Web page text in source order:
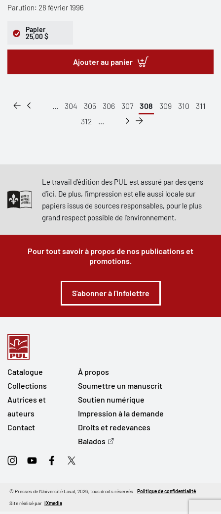
Parution: 28 février 1996
Papier
25,00 $
Ajouter au panier
... 304 305 306 307 308 309 310
311
312
...
Le travail d'édition des PUL est assuré par des gens
d'ici. De plus, l'impression est elle aussi locale sur
papiers issus de sources responsables, pour le plus
grand respect possible de l'environnement.
Pour tout savoir à propos de nos publications et
promotions.
S'abonner à l'infolettre
Catalogue
Collections
Autrices et
auteurs
Contact
À propos
Soumettre un manuscrit
Soutien numérique
Impression à la demande
Droits et redevances
Balados
InstagramYoutubeFacebookTwitter
Site réalisé par iXmedia
© Presses de l'Université Laval, 2026, tous droits réservés. Politique de confidentialité